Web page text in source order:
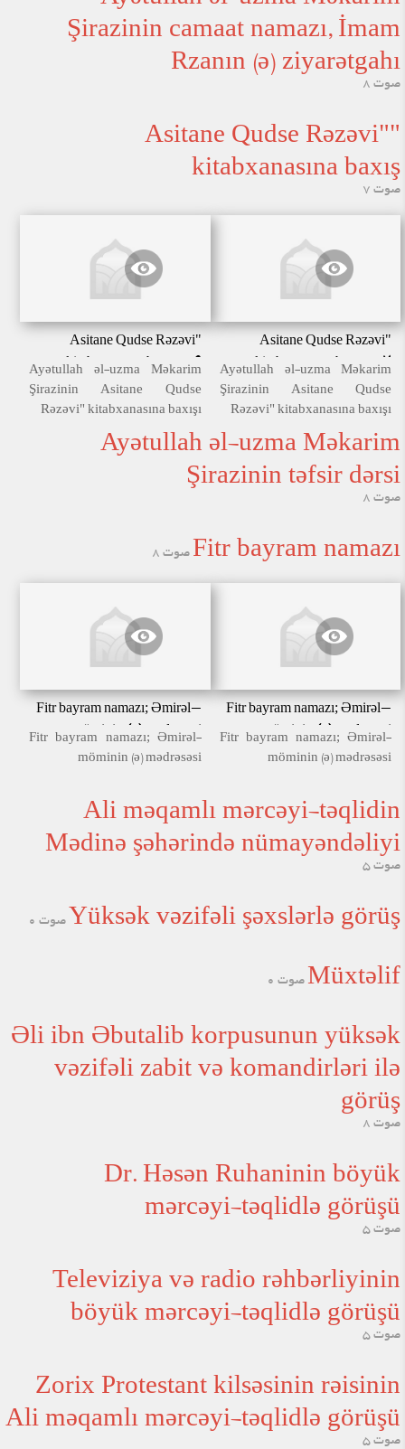
Şirazinin camaat namazı, İmam
Rzanın (ə) ziyarətgahı
صوت 8
"Asitane Qudse Rəzəvi"
kitabxanasına baxış
صوت 7
Asitane Qudse Rəzəvi"
kitabxanasına baxış-07
Ayətullah əl-uzma Məkarim
Şirazinin Asitane Qudse
Rəzəvi" kitabxanasına baxışı
Asitane Qudse Rəzəvi"
kitabxanasına baxış-06
Ayətullah əl-uzma Məkarim
Şirazinin Asitane Qudse
Rəzəvi" kitabxanasına baxışı
Ayətullah əl-uzma Məkarim
Şirazinin təfsir dərsi
صوت 8
Fitr bayram namazı صوت 8
Fitr bayram namazı; Əmirəl-
möminin (ə) mədrəsəsi
Fitr bayram namazı; Əmirəl-
möminin (ə) mədrəsəsi
Fitr bayram namazı; Əmirəl-
möminin (ə) mədrəsəsi
Fitr bayram namazı; Əmirəl-
möminin (ə) mədrəsəsi
Ali məqamlı mərcəyi-təqlidin
Mədinə şəhərində nümayəndəliyi
صوت 5
Yüksək vəzifəli şəxslərlə görüş صوت 0
Müxtəlif صوت 0
Əli ibn Əbutalib korpusunun yüksək
vəzifəli zabit və komandirləri ilə
görüş
صوت 8
Dr. Həsən Ruhaninin böyük
mərcəyi-təqlidlə görüşü
صوت 5
Televiziya və radio rəhbərliyinin
böyük mərcəyi-təqlidlə görüşü
صوت 5
Zorix Protestant kilsəsinin rəisinin
Ali məqamlı mərcəyi-təqlidlə görüşü
صوت 5